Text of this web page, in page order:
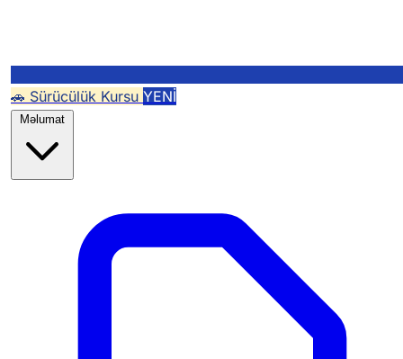
🚗 Sürücülük Kursu YENİ
Məlumat